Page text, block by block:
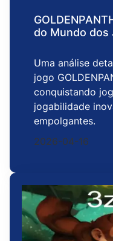
do Mundo dos
Uma análise
jogo
conquistando
jogabilidade
empolgantes.
2026-04-16